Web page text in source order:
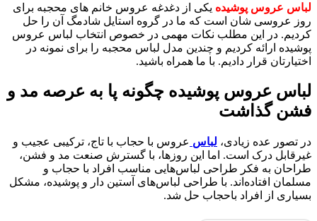
لباس عروس پوشیده یکی از دغدغه عروس خانم های محجبه برای
روز عروسی شان است که ما در گروه استایل شادمگ آن را حل
کردیم. در این مطلب نکات مهمی در خصوص انتخاب لباس عروس
پوشیده ارائه کردیم و چندین مدل لباس محجبه را برای نمونه در
اختیارتان قرار دادیم. با ما همراه باشید.
لباس عروس پوشیده چگونه پا به عرصه مد و
فشن گذاشت
در تصور عده زیادی، لباس عروس با حجاب با تاج، ترکیبی عجیب و
غیرقابل درک است. اما این روزها، با گسترش صنعت مد و فشن،
طراحان به فکر طراحی لباس‌هایی مناسب افراد با حجاب و
مسلمان افتاده‌اند. با طراحی لباس‌های آستین دار و پوشیده، مشکل
بسیاری از افراد باحجاب حل شد.